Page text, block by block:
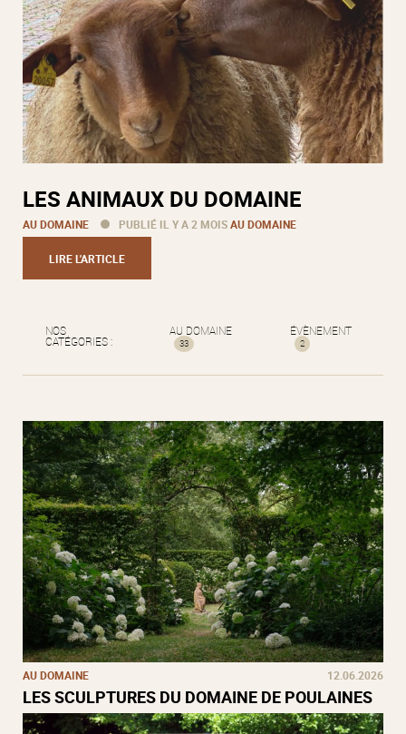
LES ANIMAUX DU DOMAINE
AU DOMAINE PUBLIÉ IL Y A 2 MOISAU DOMAINE
LIRE L'ARTICLE
NOS
CATÉGORIES :
AU DOMAINE
33
ÉVÈNEMENT
2
AU DOMAINE 12.06.2026
LES SCULPTURES DU DOMAINE DE POULAINES